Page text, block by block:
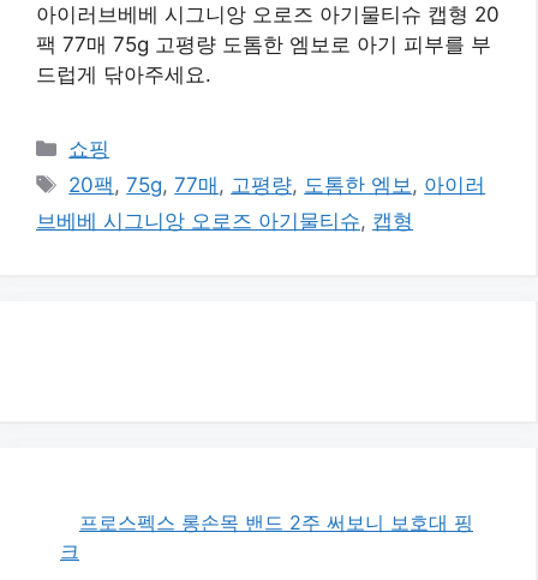
아이러브베베 시그니앙 오로즈 아기물티슈 캡형 20
팩 77매 75g 고평량 도톰한 엠보로 아기 피부를 부
드럽게 닦아주세요.
카
테
리
쇼핑
태
그
20팩 ,75g,77매 , 고평량, 도톰한 엠보 , 아이러
브베베 시그니앙 오로즈 아기물티슈, 캡형
프로스펙스 롱손목 밴드 2주 써보니 보호대 핑
크